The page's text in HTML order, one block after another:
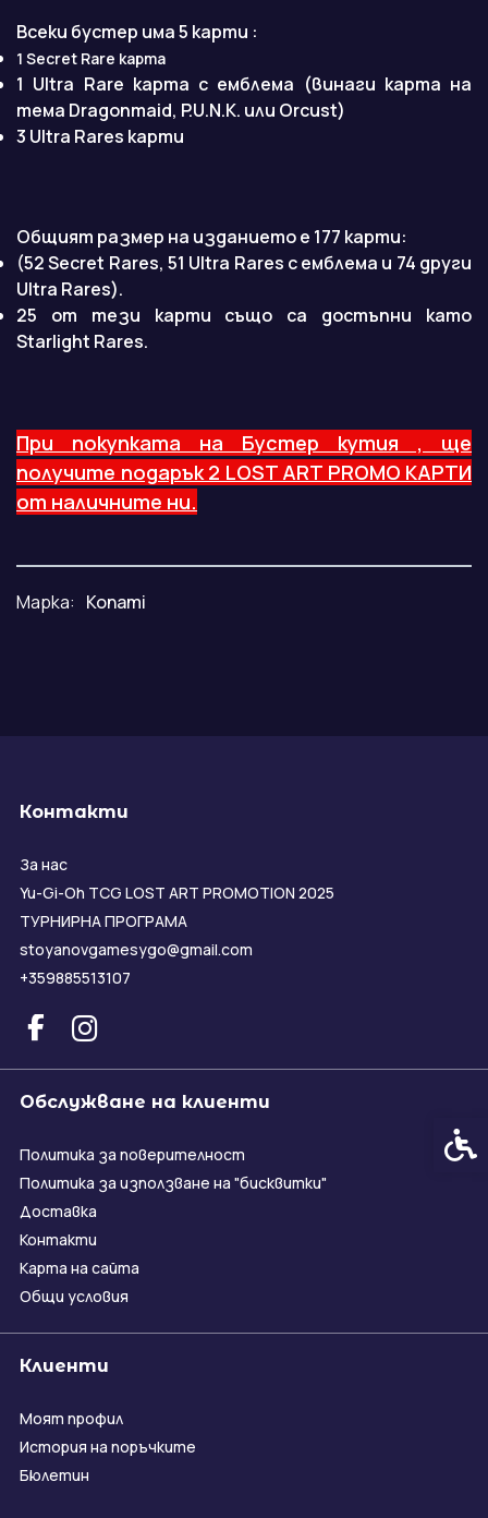
Всеки бустер има 5 карти :
1 Secret Rare карта
1 Ultra Rare карта с емблема (винаги карта на
тема Dragonmaid, P.U.N.K. или Orcust)
3 Ultra Rares карти
Общият размер на изданието е 177 карти:
(52 Secret Rares, 51 Ultra Rares с емблема и 74 други
Ultra Rares).
25 от тези карти също са достъпни като
Starlight Rares.
При покупката на Бустер кутия , ще
получите подарък 2 LOST ART PROMO КАРТИ
от наличните ни.
Марка: Konami
Контакти
За нас
Yu-Gi-Oh TCG LOST ART PROMOTION 2025
ТУРНИРНА ПРОГРАМА
stoyanovgamesygo@gmail.com
+359885513107
Обслужване на клиенти
Политика за поверителност
Политика за използване на "бисквитки"
Доставка
Контакти
Карта на сайта
Общи условия
Клиенти
Моят профил
История на поръчките
Бюлетин